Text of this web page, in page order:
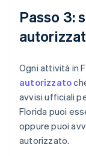
Passo 3:
Ogni attività in
autorizzato
avvisi ufficiali
Florida puoi
oppure puoi
autorizzato.